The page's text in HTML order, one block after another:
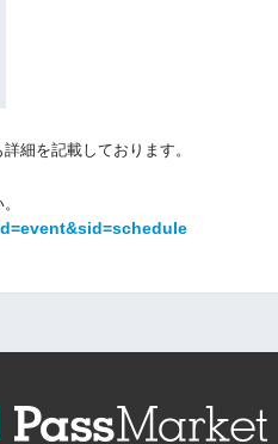
細を記載しております。